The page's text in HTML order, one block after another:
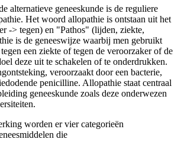
alternatieve geneeskunde is de reguliere
Het woord allopathie is ontstaan uit het
-> tegen) en "Pathos" (lijden, ziekte,
is de geneeswijze waarbij men gebruikt
een ziekte of tegen de veroorzaker of de
deze uit te schakelen of te onderdrukken.
veroorzaakt door een bacterie,
penicilline. Allopathie staat centraal
geneeskunde zoals deze onderwezen
worden er vier categorieën
die